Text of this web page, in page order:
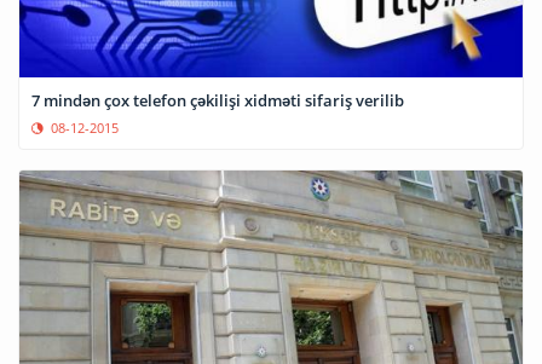
7 mindən çox telefon çəkilişi xidməti sifariş verilib
08-12-2015